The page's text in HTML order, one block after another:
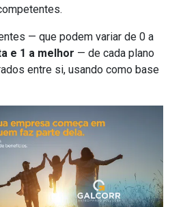
— que podem variar de 0 a
e 1 a melhor — de cada plano
entre si, usando como base